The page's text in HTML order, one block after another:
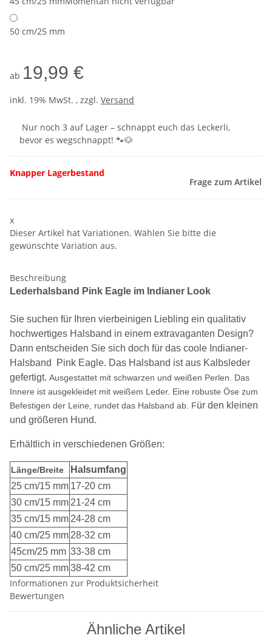
50 cm/25 mm
ab 19,99 €
inkl. 19% MwSt. , zzgl. Versand
Nur noch 3 auf Lager – schnappt euch das Leckerli,
bevor es wegschnappt! 🐾🐶
Knapper Lagerbestand
Frage zum Artikel
x
Dieser Artikel hat Variationen. Wählen Sie bitte die
gewünschte Variation aus.
Beschreibung
Lederhalsband Pink Eagle im Indianer Look
Sie suchen für Ihren vierbeinigen Liebling ein qualitativ
hochwertiges Halsband in einem extravaganten Design?
Dann entscheiden Sie sich doch für das coole Indianer-
Halsband Pink Eagle. Das Halsband ist aus Kalbsleder
gefertigt. Ausgestattet mit schwarzen und weißen Perlen. Das
Innere ist ausgekleidet mit weißem Leder. Eine robuste Öse zum
Befestigen der Leine, rundet das Halsband ab. Für den kleinen
und größeren Hund.
Erhältlich in verschiedenen Größen:
Länge/Breite
Halsumfang
25 cm/15 mm 17-20 cm
30 cm/15 mm 21-24 cm
35 cm/15 mm 24-28 cm
40 cm/25 mm 28-32 cm
45cm/25 mm 33-38 cm
50 cm/25 mm38-42 cm
Informationen zur Produktsicherheit
Bewertungen
Ähnliche Artikel